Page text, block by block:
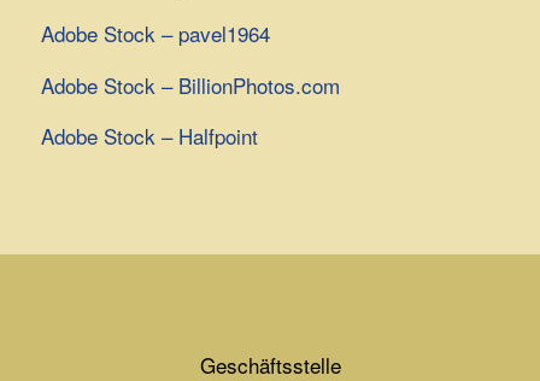
Adobe Stock – pavel1964
Adobe Stock – BillionPhotos.com
Adobe Stock – Halfpoint
Geschäftsstelle